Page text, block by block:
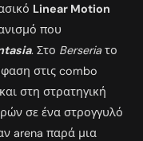
Linear Motion
που
. Στο Berseriaτο
στις combo
στη στρατηγική
σε ένα στρογγυλό
arena παρά μια